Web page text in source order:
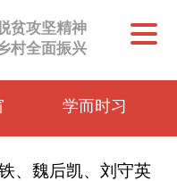
贫攻坚精神
村全面振兴
学而时习
、魏后凯、刘守英